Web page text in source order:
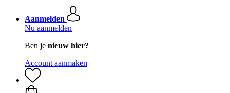
Aanmelden
Nu aanmelden
Ben je nieuw hier?
Account aanmaken